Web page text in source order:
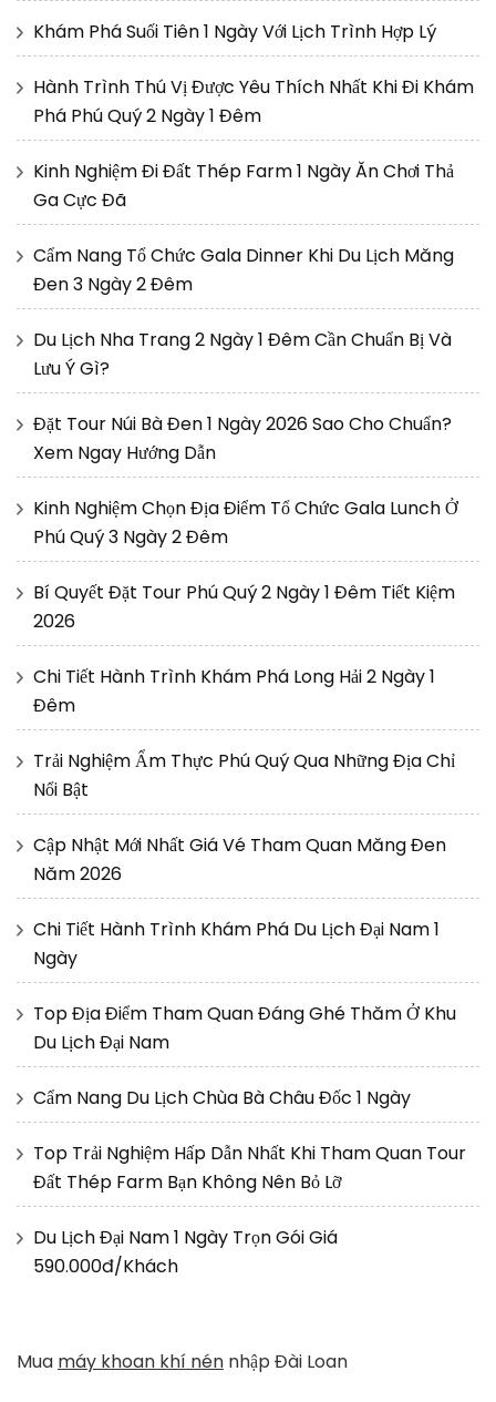
Khám Phá Suối Tiên 1 Ngày Với Lịch Trình Hợp Lý
Hành Trình Thú Vị Được Yêu Thích Nhất Khi Đi Khám
Phá Phú Quý 2 Ngày 1 Đêm
Kinh Nghiệm Đi Đất Thép Farm 1 Ngày Ăn Chơi Thả
Ga Cực Đã
Cẩm Nang Tổ Chức Gala Dinner Khi Du Lịch Măng
Đen 3 Ngày 2 Đêm
Du Lịch Nha Trang 2 Ngày 1 Đêm Cần Chuẩn Bị Và
Lưu Ý Gì?
Đặt Tour Núi Bà Đen 1 Ngày 2026 Sao Cho Chuẩn?
Xem Ngay Hướng Dẫn
Kinh Nghiệm Chọn Địa Điểm Tổ Chức Gala Lunch Ở
Phú Quý 3 Ngày 2 Đêm
Bí Quyết Đặt Tour Phú Quý 2 Ngày 1 Đêm Tiết Kiệm
2026
Chi Tiết Hành Trình Khám Phá Long Hải 2 Ngày 1
Đêm
Trải Nghiệm Ẩm Thực Phú Quý Qua Những Địa Chỉ
Nổi Bật
Cập Nhật Mới Nhất Giá Vé Tham Quan Măng Đen
Năm 2026
Chi Tiết Hành Trình Khám Phá Du Lịch Đại Nam 1
Ngày
Top Địa Điểm Tham Quan Đáng Ghé Thăm Ở Khu
Du Lịch Đại Nam
Cẩm Nang Du Lịch Chùa Bà Châu Đốc 1 Ngày
Top Trải Nghiệm Hấp Dẫn Nhất Khi Tham Quan Tour
Đất Thép Farm Bạn Không Nên Bỏ Lỡ
Du Lịch Đại Nam 1 Ngày Trọn Gói Giá
590.000đ/Khách
Mua máy khoan khí nén nhập Đài Loan